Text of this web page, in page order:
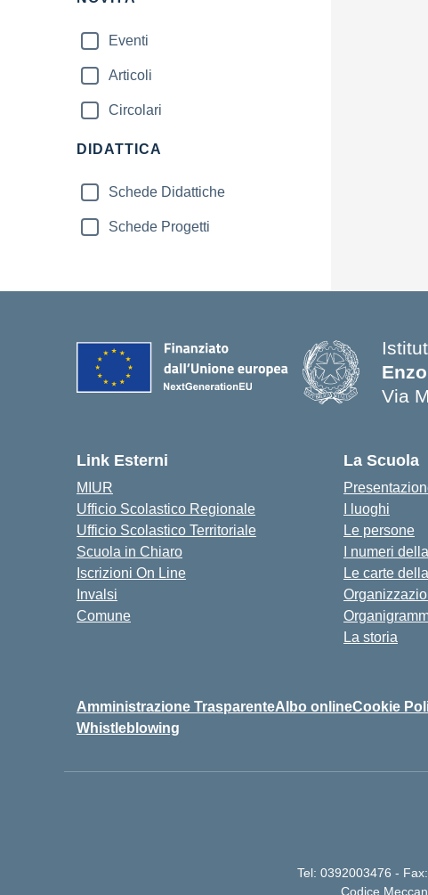
Eventi
Articoli
Circolari
DIDATTICA
Schede Didattiche
Schede Progetti
Via
Link Esterni
MIUR
Ufficio Scolastico Regionale
Ufficio Scolastico Territoriale
Scuola in Chiaro
Iscrizioni On Line
Invalsi
Comune
La Scuola
I luoghi
Le persone
I numeri
Le carte
La storia
Amministrazione TrasparenteAlbo onlineCookie
Whistleblowing
Tel: 0392003476 -
Codice